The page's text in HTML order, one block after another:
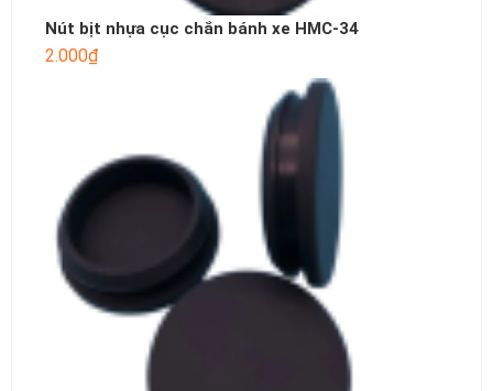
Nút bịt nhựa cục chắn bánh xe HMC-34
2.000₫